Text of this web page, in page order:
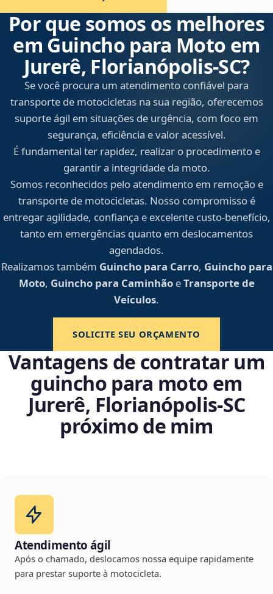
Por que somos os melhores
em Guincho para Moto em
Jurerê, Florianópolis‑SC?
Se você procura um atendimento confiável para
transporte de motocicletas na sua região, oferecemos
suporte ágil em situações de urgência, com foco em
segurança, eficiência e valor acessível.
É fundamental ter rapidez, realizar o procedimento e
garantir a integridade da moto.
Somos reconhecidos pelo atendimento em remoção e
transporte de motocicletas. Nosso compromisso é
entregar agilidade, confiança e excelente custo-benefício,
tanto em emergências quanto em deslocamentos
agendados.
Realizamos também Guincho para Carro, Guincho para
Moto, Guincho para CaminhãoeTransporte de
Veículos.
SOLICITE SEU ORÇAMENTO
Vantagens de contratar um
guincho para moto em
Jurerê, Florianópolis‑SC
próximo de mim
Atendimento ágil
Após o chamado, deslocamos nossa equipe rapidamente
para prestar suporte à motocicleta.